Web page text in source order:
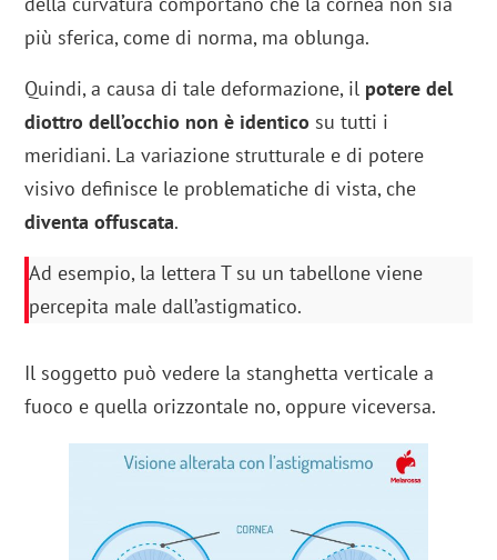
più sferica, come di norma, ma oblunga.
Quindi, a causa di tale deformazione, il potere del
diottro dell’occhio non è identico su tutti i
meridiani. La variazione strutturale e di potere
visivo definisce le problematiche di vista, che
diventa offuscata.
Ad esempio, la lettera T su un tabellone viene
percepita male dall’astigmatico.
Il soggetto può vedere la stanghetta verticale a
fuoco e quella orizzontale no, oppure viceversa.